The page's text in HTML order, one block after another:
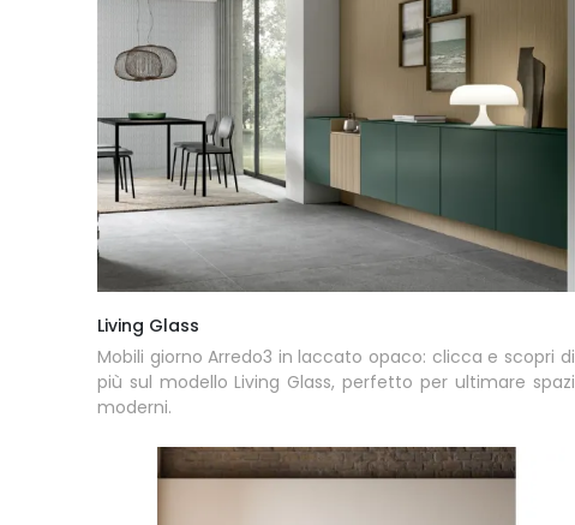
Living Glass
Mobili giorno Arredo3 in laccato opaco: clicca e scopri di
più sul modello Living Glass, perfetto per ultimare spazi
moderni.